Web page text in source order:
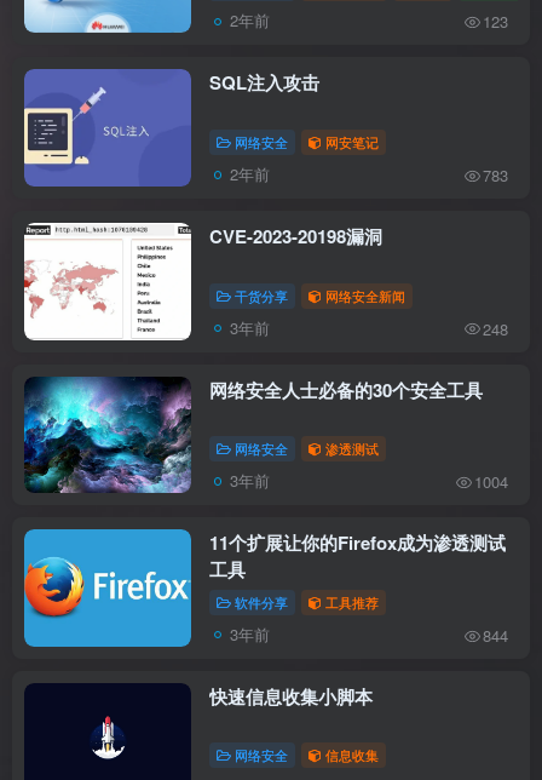
2年前 123
SQL注入攻击
网络安全 网安笔记
2年前 783
CVE-2023-20198漏洞
干货分享 网络安全新闻
3年前 248
网络安全人士必备的30个安全工具
网络安全 渗透测试
3年前 1004
11个扩展让你的Firefox成为渗透测试
工具
软件分享 工具推荐
3年前 844
快速信息收集小脚本
网络安全 信息收集